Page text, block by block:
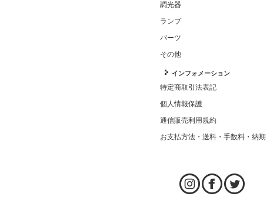
調光器
ランプ
パーツ
その他
インフォメーション
特定商取引法表記
個人情報保護
通信販売利用規約
お支払方法・送料・手数料・納期